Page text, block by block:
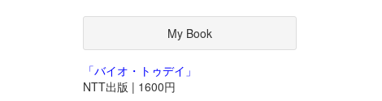
My Book
「バイオ・トゥデイ」
NTT出版 | 1600円